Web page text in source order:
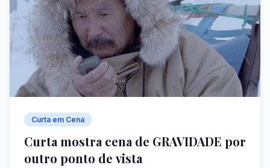
Curta em Cena
Curta mostra cena de GRAVIDADE por
outro ponto de vista